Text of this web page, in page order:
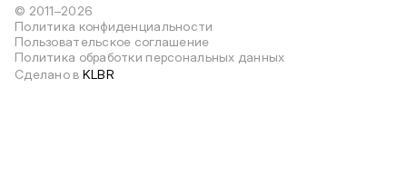
© 2011–2026
Политика конфиденциальности
Пользовательское соглашение
Политика обработки персональных данных
Сделано в KLBR